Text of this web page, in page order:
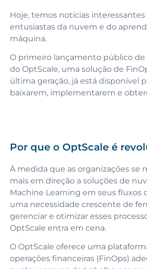
Hoje, temos notícias interessantes
entusiastas da nuvem e do
máquina.
O primeiro lançamento público
do OptScale, uma solução de
última geração, já está disponível
baixarem, implementarem e
Por que o OptScale é
À medida que as organizações se
mais em direção a soluções de
Machine Learning em seus fluxos
uma necessidade crescente de
gerenciar e otimizar esses
OptScale entra em cena.
O OptScale oferece uma
operações financeiras (FinOps)